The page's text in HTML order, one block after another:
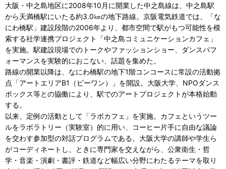
大阪・中之島地区に2008年10月に開業した中之島線は、中之島駅
から天満橋駅にいたる約3.0㎞の地下路線。京阪電気鉄道では、「な
にわ橋駅」建設段階の2006年より、都市空間で駅がもつ可能性を模
索する社学連携プロジェクト「中之島コミュニケーションカフェ」
を実施。駅建設現場でのトークやファッションショー、ダンスパフ
ォーマンスを実験的におこない、話題を集めた。
路線の開業以降は、なにわ橋駅の地下1階コンコースに常設の活動拠
点「アートエリアB1（ビーワン）」を開設。大阪大学、NPOダンス
ボックス等との協働により、駅でのアートプロジェクトが本格始動
する。
以来、定例の活動として「ラボカフェ」を実施。カフェというツー
ルをラボラトリー（実験室）的に用い、コーヒー片手に自由な議論
を交わす参加型の対話プログラムである。大阪大学の講師や学生ら
がコーディネートし、ときに専門家を交えながら、公衆衛生・哲
学・音楽・演劇・書評・鉄道など幅広い分野にわたるテーマを取り